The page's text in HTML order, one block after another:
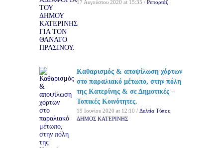
17 Αυγούστου 2020 at 15:35 / Ρεπορτάζ
Καθαρισμός & αποψίλωση χόρτων
στο παραλιακό μέτωπο, στην πόλη
της Κατερίνης & σε Δημοτικές –
Τοπικές Κοινότητες.
19 Ιουνίου 2020 at 12:10 / Δελτία Τύπου
ΔΗΜΟΣ ΚΑΤΕΡΙΝΗΣ